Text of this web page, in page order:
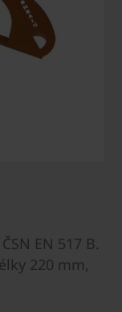
EN 517 B.
220 mm,